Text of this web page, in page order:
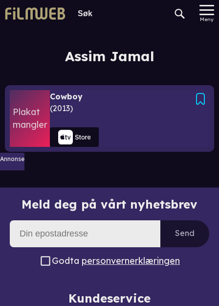
Meny
Assim Jamal
Cowboy
2013
Annonse
Meld deg på vårt nyhetsbrev
Send
Godta personvernerklæringen
Kundeservice